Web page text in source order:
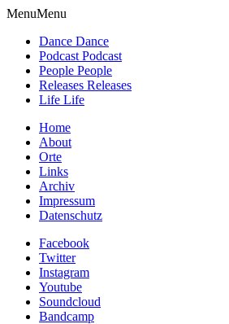
MenuMenu
Dance Dance
Podcast Podcast
People People
Releases Releases
Life Life
Home
About
Orte
Links
Archiv
Impressum
Datenschutz
Facebook
Twitter
Instagram
Youtube
Soundcloud
Bandcamp